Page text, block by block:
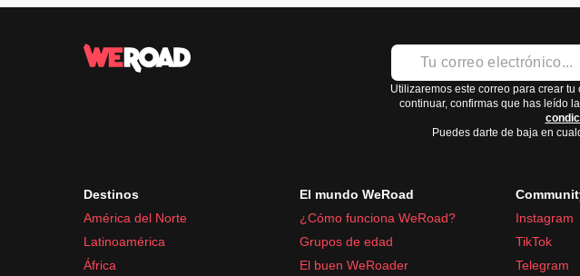
Utilizaremos este correo para crear
continuar, confirmas que has leído la
Puedes darte de baja en
Destinos
América del Norte
Latinoamérica
África
El mundo WeRoad
¿Cómo funciona WeRoad?
Grupos de edad
El buen WeRoader
Instagram
TikTok
Telegram